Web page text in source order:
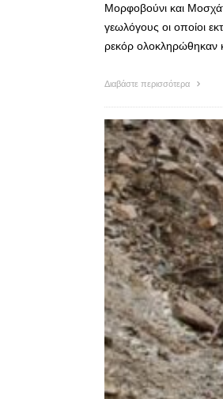
Μορφοβούνι και
γεωλόγους οι οποίοι
ρεκόρ ολοκληρώθηκαν
Διαβάστε περισσότερα